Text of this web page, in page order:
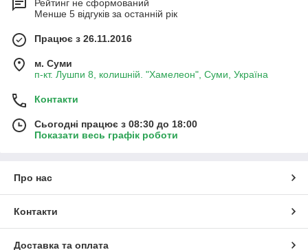
Форд Фокус Шкода Skoda Toyota Тойота Лада Lada Суми
Рейтинг не сформований
Менше 5 відгуків за останній рік
Працює з 26.11.2016
м. Суми
п-кт. Лушпи 8, колишній. "Хамелеон", Суми, Україна
Контакти
Сьогодні працює з 08:30 до 18:00
Показати весь графік роботи
Про нас
Контакти
Доставка та оплата